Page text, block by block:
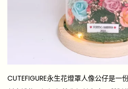
CUTEFIGURE永生花燈罩人像公仔是一